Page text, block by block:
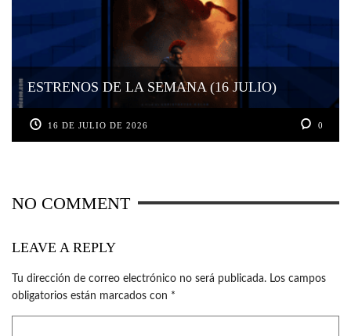
ESTRENOS DE LA SEMANA (16 JULIO)
16 DE JULIO DE 2026 0
NO COMMENT
LEAVE A REPLY
Tu dirección de correo electrónico no será publicada. Los campos
obligatorios están marcados con *